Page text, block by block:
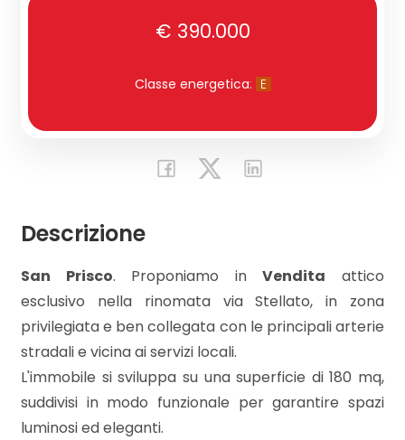
€ 390.000
Classe energetica: E
Descrizione
San Prisco. Proponiamo inVendita attico
esclusivo nella rinomata via Stellato, in zona
privilegiata e ben collegata con le principali arterie
stradali e vicina ai servizi locali.
L'immobile si sviluppa su una superficie di 180 mq,
suddivisi in modo funzionale per garantire spazi
luminosi ed eleganti.
Prezzo
Totale
mq